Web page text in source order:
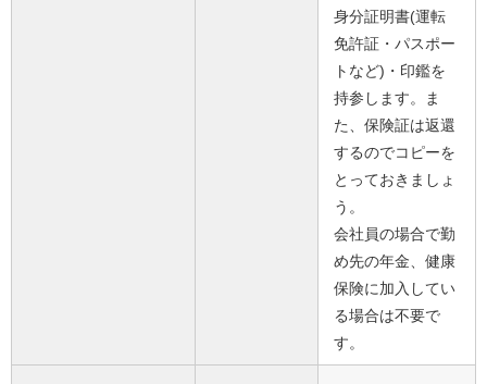
身分証明書(運転
免許証・パスポー
トなど)・印鑑を
持参します。ま
た、保険証は返還
するのでコピーを
とっておきましょ
う。
会社員の場合で勤
め先の年金、健康
保険に加入してい
る場合は不要で
す。